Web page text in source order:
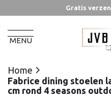
Gratis
MENU
Home
Fabrice dining
cm rond 4 seasons
Home
Fabrice dining stoelen
cm rond 4 seasons